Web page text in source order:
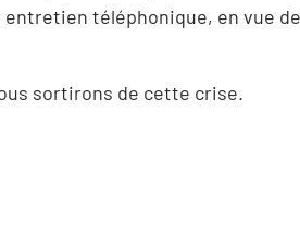
téléphonique, en vue
sortirons de cette crise.